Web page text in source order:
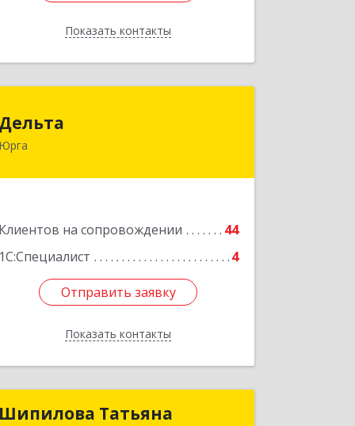
Показать контакты
Назад
Дельта
Юрга
Клиентов на сопровождении
44
1С:Специалист
4
Отправить заявку
Показать контакты
Подробнее
Отправить заявку
Назад
Шипилова Татьяна
Шипилова Татьяна